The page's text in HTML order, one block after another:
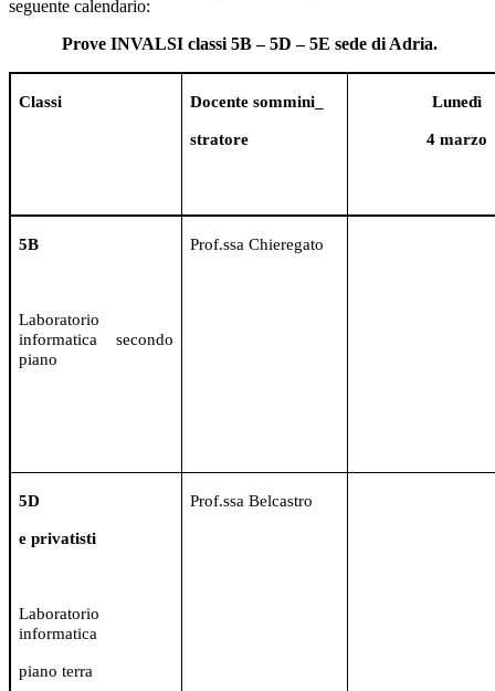
seguente calendario:
Prove INVALSI classi 5B – 5D – 5E sede di Adria.
Classi Docente sommini_
stratore
Lunedì
4 marzo
5B
Laboratorio
informatica secondo
piano
Prof.ssa Chieregato
5D
e privatisti
Laboratorio
informatica
piano terra
Prof.ssa Belcastro